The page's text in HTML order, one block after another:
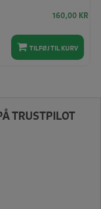
160,00 KR
TILFØJ TIL KURV
TRUSTPILOT